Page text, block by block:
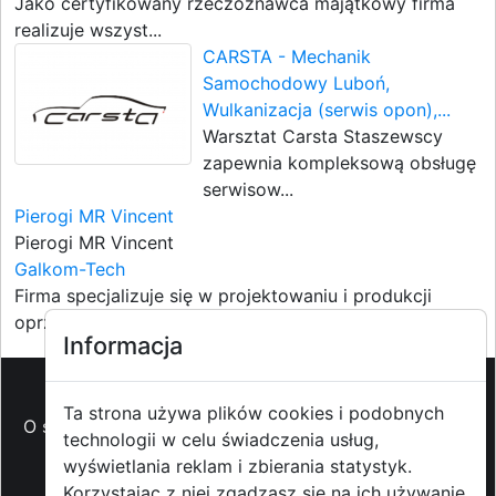
realizuje wszyst...
CARSTA - Mechanik
Samochodowy Luboń,
Wulkanizacja (serwis opon),...
Warsztat Carsta Staszewscy
zapewnia kompleksową obsługę
serwisow...
Pierogi MR Vincent
Pierogi MR Vincent
Galkom-Tech
Firma specjalizuje się w projektowaniu i produkcji
oprzyrządowan...
O strzyzowiak.pl-Reklama-Pomoc (FAQ)-Patronat
medialny - Prawa autorskie- Redakcja i
kontakt -Współpraca z mediami
Informacja
Ta strona używa plików cookies i podobnych
technologii w celu świadczenia usług,
wyświetlania reklam i zbierania statystyk.